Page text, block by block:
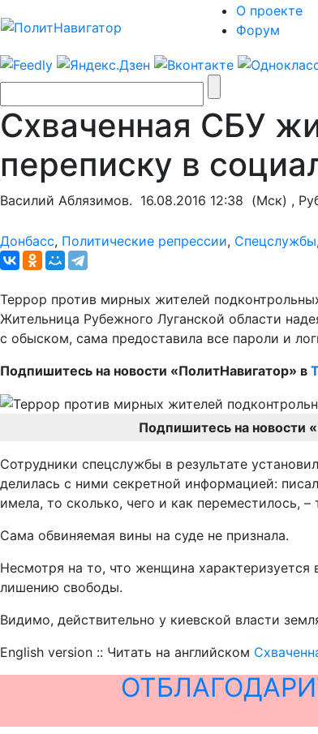
О проекте
Форум
Схваченная СБУ
переписку в
Василий Аблязимов. 16.08.2016 12:38 (Мск) ,
Донбасс, Политические репрессии, Спецслужбы,
Террор против мирных жителей
Жительница Рубежного Луганской области
с обыском, сама предоставила все пароли и
Подпишитесь на новости «ПолитНавигатор» в
Подпишитесь на новости
Сотрудники спецслужбы в результате
делилась с ними секретной информацией:
имела, то сколько, чего и как переместилось,
Сама обвиняемая вины на суде не признала.
Несмотря на то, что женщина характеризуется
лишению свободы.
Видимо, действительно у киевской власти
English version :: Читать на английском